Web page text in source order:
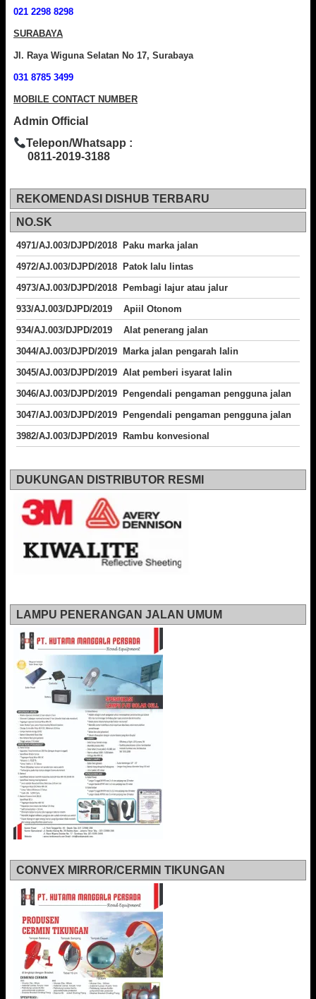
021 2298 8298
SURABAYA
Jl. Raya Wiguna Selatan No 17, Surabaya
031 8785 3499
MOBILE CONTACT NUMBER
Admin Official
Telepon/Whatsapp :
0811-2019-3188
REKOMENDASI DISHUB TERBARU
NO.SK
4971/AJ.003/DJPD/2018 Paku marka jalan
4972/AJ.003/DJPD/2018 Patok lalu lintas
4973/AJ.003/DJPD/2018
Pembagi lajur atau jalur
933/AJ.003/DJPD/2019 Apiil Otonom
934/AJ.003/DJPD/2019 Alat penerang jalan
3044/AJ.003/DJPD/2019 Marka jalan pengarah lalin
3045/AJ.003/DJPD/2019 Alat pemberi isyarat lalin
3046/AJ.003/DJPD/2019 Pengendali pengaman pengguna jalan
3047/AJ.003/DJPD/2019 Pengendali pengaman pengguna jalan
3982/AJ.003/DJPD/2019 Rambu konvesional
DUKUNGAN DISTRIBUTOR RESMI
LAMPU PENERANGAN JALAN UMUM
CONVEX MIRROR/CERMIN TIKUNGAN